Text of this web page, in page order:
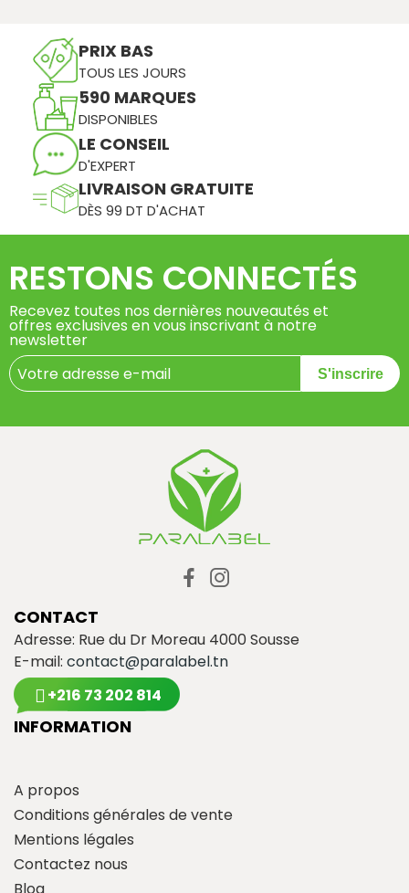
PRIX BAS
TOUS LES JOURS
590 MARQUES
DISPONIBLES
LE CONSEIL
D'EXPERT
LIVRAISON GRATUITE
DÈS 99 DT D'ACHAT
RESTONS CONNECTÉS
Recevez toutes nos dernières nouveautés et
offres exclusives en vous inscrivant à notre
newsletter
S'inscrire
CONTACT
Adresse: Rue du Dr Moreau 4000 Sousse
E-mail: contact@paralabel.tn
+216 73 202 814
INFORMATION
A propos
Conditions générales de vente
Mentions légales
Contactez nous